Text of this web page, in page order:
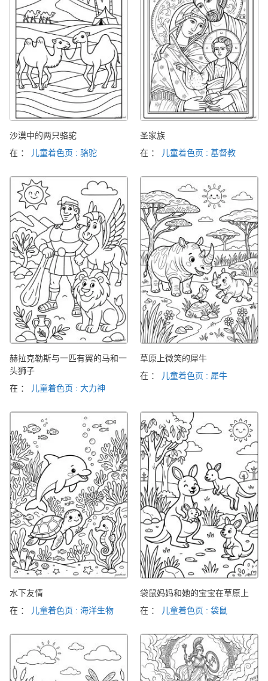
沙漠中的两只骆驼
在 ：
儿童着色页 : 骆驼
圣家族
在 ：
儿童着色页 : 基督教
赫拉克勒斯与一匹有翼的马和一
头狮子
在 ：
儿童着色页 : 大力神
草原上微笑的犀牛
在 ：
儿童着色页 : 犀牛
水下友情
在 ：
儿童着色页 : 海洋生物
袋鼠妈妈和她的宝宝在草原上
在 ：
儿童着色页 : 袋鼠